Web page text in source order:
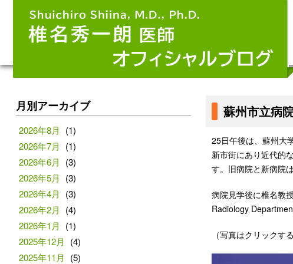
蘇州市立病
25日午後は、蘇州大
新市街にあり近代的
す。旧病院と新病院
病院見学後に椎名教
Radiology
（写真はクリックす
月別アーカイブ
2026年8月
(1)
2026年7月
(1)
2026年6月
(3)
2026年5月
(3)
2026年4月
(3)
2026年2月
(4)
2026年1月
(1)
2025年12月
(4)
2025年11月
(5)